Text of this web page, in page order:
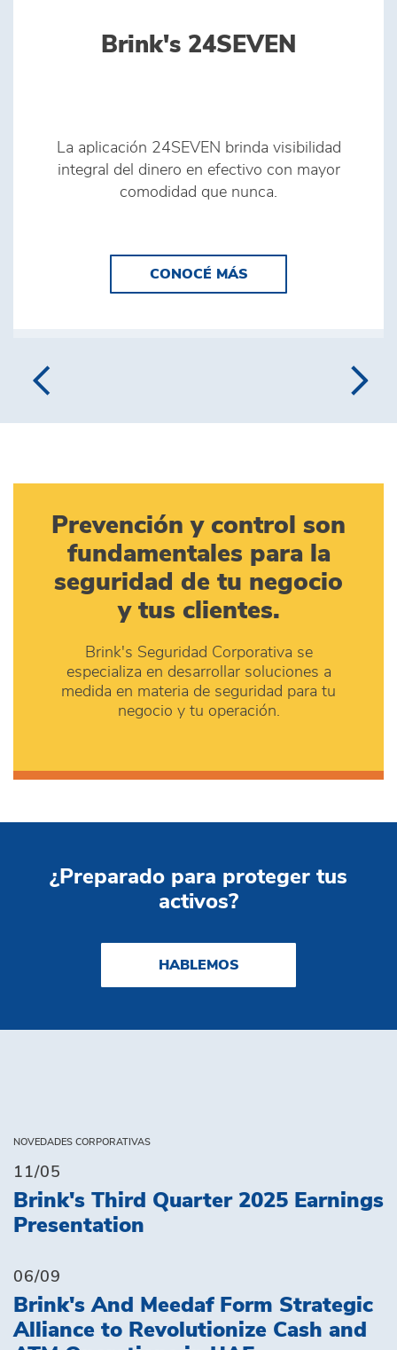
Brink's 24SEVEN
La aplicación 24SEVEN brinda visibilidad
integral del dinero en efectivo con mayor
comodidad que nunca.
CONOCÉ MÁS
Prevención y control son
fundamentales para la
seguridad de tu negocio
y tus clientes.
Brink's Seguridad Corporativa se
especializa en desarrollar soluciones a
medida en materia de seguridad para tu
negocio y tu operación.
¿Preparado para proteger tus
activos?
HABLEMOS
NOVEDADES CORPORATIVAS
11/05
Brink's Third Quarter 2025 Earnings
Presentation
06/09
Brink's And Meedaf Form Strategic
Alliance to Revolutionize Cash and